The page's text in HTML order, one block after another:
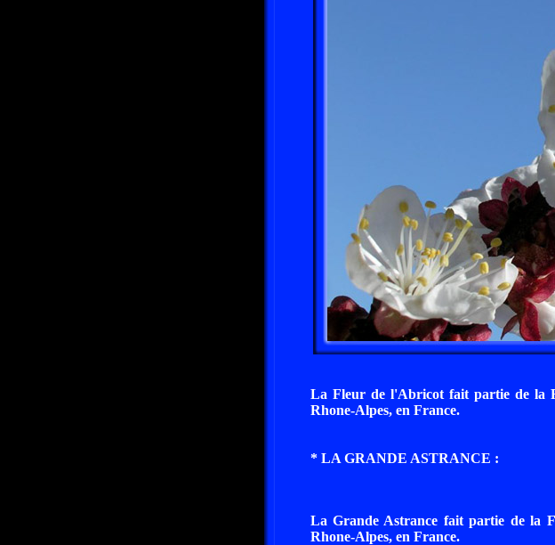
La Fleur de l'Abricot fait partie de la
Rhone-Alpes, en France.
* LA GRANDE ASTRANCE :
La Grande Astrance fait partie de la
Rhone-Alpes, en France.